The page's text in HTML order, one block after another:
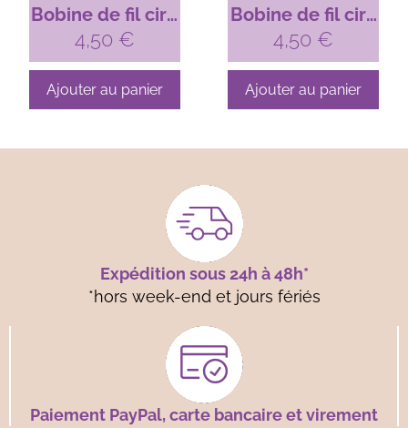
Bobine de fil ciré
Linhasita pour
micro-macramé,
1mm Bleu orage
(361)
4,50 €
Ajouter au panier
Bobine de fil ciré
Linhasita pour
micro-macramé,
1mm Bleu ciel
(398)
4,50 €
Ajouter au panier
Expédition sous 24h à 48h*
*hors week-end et jours fériés
Paiement PayPal, carte bancaire et virement